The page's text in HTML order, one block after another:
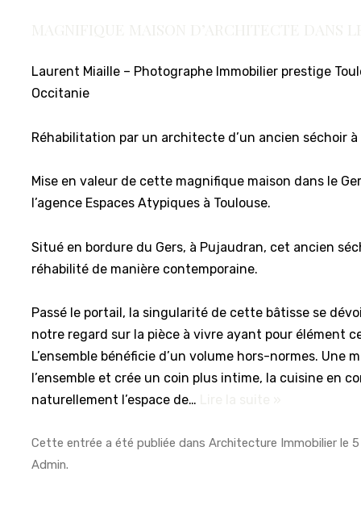
Laurent Miaille – Photographe Immobilier prestige
Occitanie
Réhabilitation par un architecte d’un ancien séchoir
Mise en valeur de cette magnifique maison dans le
l’agence Espaces Atypiques à Toulouse.
Situé en bordure du Gers, à Pujaudran, cet ancien
réhabilité de manière contemporaine.
Passé le portail, la singularité de cette bâtisse se
notre regard sur la pièce à vivre ayant pour élément
L’ensemble bénéficie d’un volume hors-normes. Une
l’ensemble et crée un coin plus intime, la cuisine en
naturellement l’espace de…
Cette entrée a été publiée dansArchitecture Immobilier le
Admin.